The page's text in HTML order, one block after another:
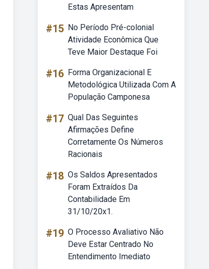
Estas Apresentam
#15 No Período Pré-colonial
Atividade Econômica Que
Teve Maior Destaque Foi
#16 Forma Organizacional E
Metodológica Utilizada Com A
População Camponesa
#17 Qual Das Seguintes
Afirmações Define
Corretamente Os Números
Racionais
#18 Os Saldos Apresentados
Foram Extraídos Da
Contabilidade Em
31/10/20x1.
#19 O Processo Avaliativo Não
Deve Estar Centrado No
Entendimento Imediato